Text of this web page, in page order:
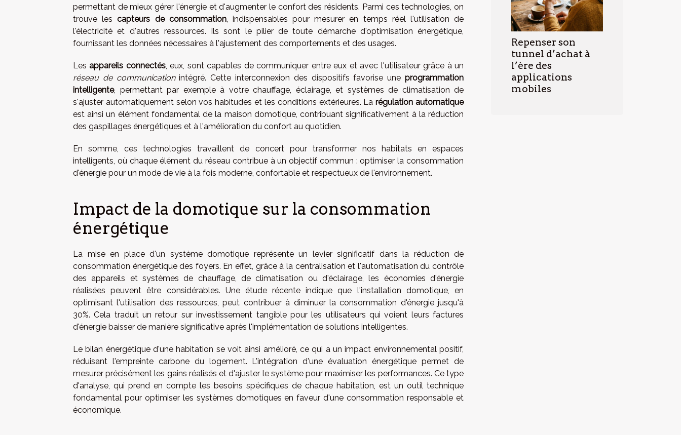
permettant de mieux gérer l'énergie et d'augmenter le confort des résidents. Parmi ces technologies, on
trouve lescapteurs de consommation, indispensables pour mesurer en temps réel l'utilisation de
l'électricité et d'autres ressources. Ils sont le pilier de toute démarche d'optimisation énergétique,
fournissant les données nécessaires à l'ajustement des comportements et des usages.
Lesappareils connectés, eux, sont capables de communiquer entre eux et avec l'utilisateur grâce à un
réseau de communicationintégré. Cette interconnexion des dispositifs favorise uneprogrammation
intelligente, permettant par exemple à votre chauffage, éclairage, et systèmes de climatisation de
s'ajuster automatiquement selon vos habitudes et les conditions extérieures. Larégulation automatique
est ainsi un élément fondamental de la maison domotique, contribuant significativement à la réduction
des gaspillages énergétiques et à l'amélioration du confort au quotidien.
En somme, ces technologies travaillent de concert pour transformer nos habitats en espaces
intelligents, où chaque élément du réseau contribue à un objectif commun : optimiser la consommation
d'énergie pour un mode de vie à la fois moderne, confortable et respectueux de l'environnement.
Impact de la domotique sur la consommation
énergétique
La mise en place d'un système domotique représente un levier significatif dans la réduction de
consommation énergétique des foyers. En effet, grâce à la centralisation et l'automatisation du contrôle
des appareils et systèmes de chauffage, de climatisation ou d'éclairage, les économies d'énergie
réalisées peuvent être considérables. Une étude récente indique que l'installation domotique, en
optimisant l'utilisation des ressources, peut contribuer à diminuer la consommation d'énergie jusqu'à
30%. Cela traduit un retour sur investissement tangible pour les utilisateurs qui voient leurs factures
d'énergie baisser de manière significative après l'implémentation de solutions intelligentes.
Le bilan énergétique d'une habitation se voit ainsi amélioré, ce qui a un impact environnemental positif,
réduisant l'empreinte carbone du logement. L'intégration d'une évaluation énergétique permet de
mesurer précisément les gains réalisés et d'ajuster le système pour maximiser les performances. Ce type
d'analyse, qui prend en compte les besoins spécifiques de chaque habitation, est un outil technique
fondamental pour optimiser les systèmes domotiques en faveur d'une consommation responsable et
économique.
Repenser son
tunnel d’achat à
l’ère des
applications
mobiles